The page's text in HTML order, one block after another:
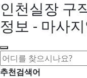
인천실장 구
정보 - 마사
추천검색어